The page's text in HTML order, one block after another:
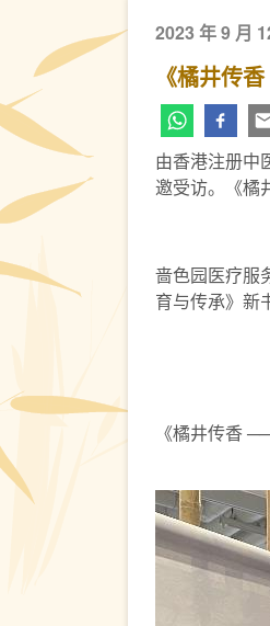
2023 年 9 月
《橘井传
由香港注册中
邀受访。《橘
啬色园医疗服
育与传承》新
《橘井传香